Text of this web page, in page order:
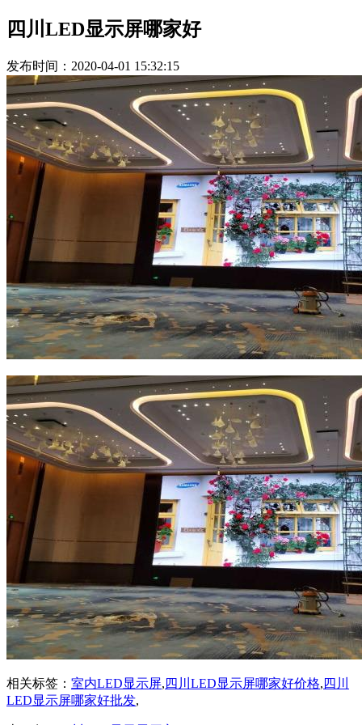
四川LED显示屏哪家好
发布时间：2020-04-01 15:32:15
相关标签： 室内LED显示屏, 四川LED显示屏哪家好价格, 四川
LED显示屏哪家好批发,